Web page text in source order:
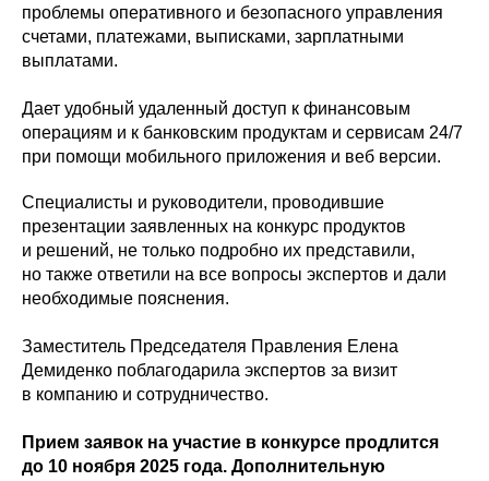
проблемы оперативного и безопасного управления
счетами, платежами, выписками, зарплатными
выплатами.
Дает удобный удаленный доступ к финансовым
операциям и к банковским продуктам и сервисам 24/7
при помощи мобильного приложения и веб версии.
Специалисты и руководители, проводившие
презентации заявленных на конкурс продуктов
и решений, не только подробно их представили,
но также ответили на все вопросы экспертов и дали
необходимые пояснения.
Заместитель Председателя Правления Елена
Демиденко поблагодарила экспертов за визит
в компанию и сотрудничество.
Прием заявок на участие в конкурсе продлится
до 10 ноября 2025 года. Дополнительную